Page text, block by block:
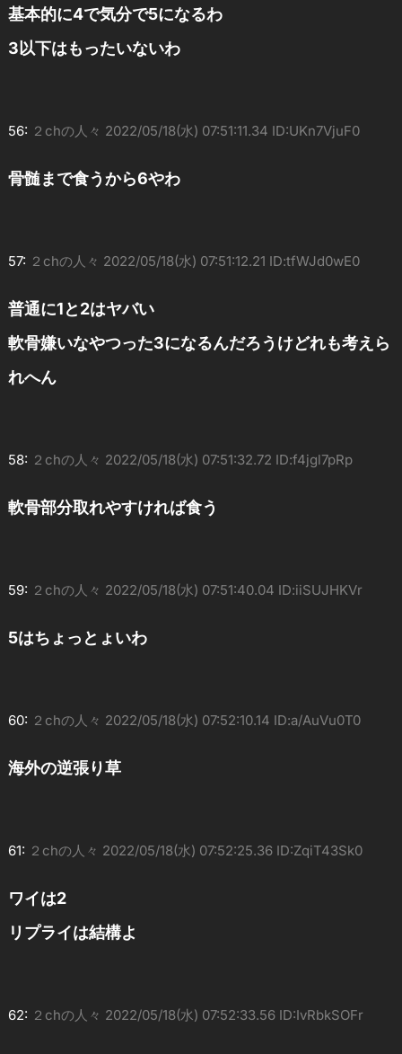
基本的に4で気分で5になるわ
3以下はもったいないわ
56: ２chの人々 2022/05/18(水) 07:51:11.34 ID:UKn7VjuF0
骨髄まで食うから6やわ
57: ２chの人々 2022/05/18(水) 07:51:12.21 ID:tfWJd0wE0
普通に1と2はヤバい
軟骨嫌いなやつった3になるんだろうけどれも考えら
れへん
58: ２chの人々 2022/05/18(水) 07:51:32.72 ID:f4jgl7pRp
軟骨部分取れやすければ食う
59: ２chの人々 2022/05/18(水) 07:51:40.04 ID:iiSUJHKVr
5はちょっとょいわ
60: ２chの人々 2022/05/18(水) 07:52:10.14 ID:a/AuVu0T0
海外の逆張り草
61: ２chの人々 2022/05/18(水) 07:52:25.36 ID:ZqiT43Sk0
ワイは2
リプライは結構よ
62: ２chの人々 2022/05/18(水) 07:52:33.56 ID:IvRbkSOFr